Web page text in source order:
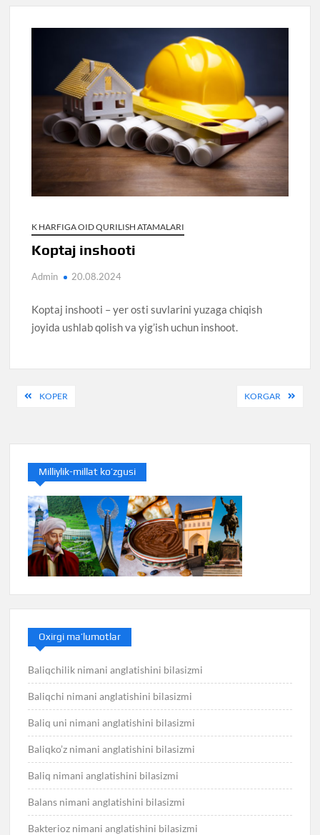
K HARFIGA OID QURILISH ATAMALARI
Koptaj inshooti
Admin 20.08.2024
Koptaj inshooti – yer osti suvlarini yuzaga chiqish
joyida ushlab qolish va yig’ish uchun inshoot.
PostKOPER KORGAR
Milliylik-millat ko’zgusi
Oxirgi ma’lumotlar
Baliqchilik nimani anglatishini bilasizmi
Baliqchi nimani anglatishini bilasizmi
Baliq uni nimani anglatishini bilasizmi
Baliqko’z nimani anglatishini bilasizmi
Baliq nimani anglatishini bilasizmi
Balans nimani anglatishini bilasizmi
Bakterioz nimani anglatishini bilasizmi